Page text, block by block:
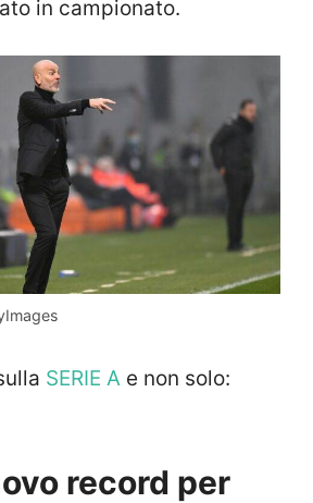
in campionato.
SERIE A e non solo:
record per